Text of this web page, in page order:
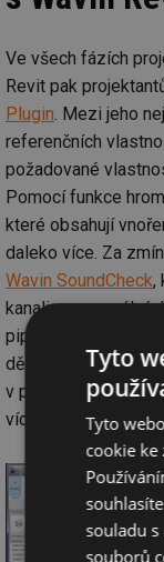
Ve všech fázích
Revit pak
Plugin . Mezi jeho
referenčních
požadované
Pomocí funkce
které obsahují
daleko více. Za
Wavin SoundCheck,
kanalizace v
pipe optimalizátoru,
dělení potrubí na
v produktovém
více odpovídá
Tyto
Tyto
cookie ke
souladu
souborů